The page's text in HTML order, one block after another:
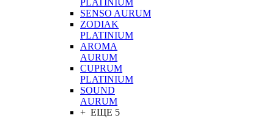
PLATINIUM
SENSO AURUM
ZODIAK
PLATINIUM
AROMA
AURUM
CUPRUM
PLATINIUM
SOUND
AURUM
+ ЕЩЕ 5